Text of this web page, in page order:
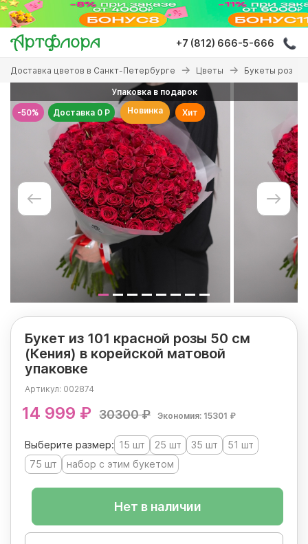
Перейти
основному
содержанию
+7 (812) 666-5-666
Вы
здесь
Доставка цветов в Санкт-Петербурге Цветы Букеты роз
-50%
Упаковка в подарок
Доставка 0 Р
Новинка Хит
Букет из 101 красной розы 50 см
(Кения) в корейской матовой
упаковке
Артикул: 002874
14 999 ₽ 30300 ₽ Экономия: 15301 ₽
Выберите размер: 15 шт 25 шт 35 шт
51 шт
75 шт
набор с этим букетом
Нет в наличии